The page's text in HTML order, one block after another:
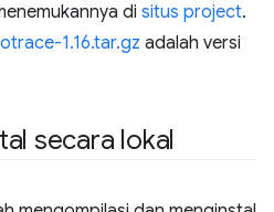
di situs project.
1.16.tar.gz adalah versi
secara lokal